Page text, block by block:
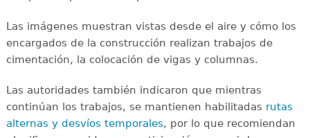
Las imágenes muestran vistas desde el aire y cómo los
encargados de la construcción realizan trabajos de
cimentación, la colocación de vigas y columnas.
Las autoridades también indicaron que mientras
continúan los trabajos, se mantienen habilitadas rutas
alternas y desvíos temporales, por lo que recomiendan